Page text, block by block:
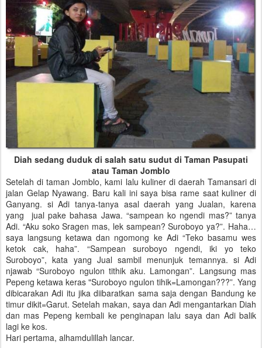
Diah sedang duduk di salah satu sudut di Taman Pasupati
atau Taman Jomblo
Setelah di taman Jomblo, kami lalu kuliner di daerah Tamansari di
jalan Gelap Nyawang. Baru kali ini saya bisa rame saat kuliner di
Ganyang. si Adi tanya-tanya asal daerah yang Jualan, karena
yang jual pake bahasa Jawa. “sampean ko ngendi mas?” tanya
Adi. “Aku soko Sragen mas, lek sampean? Suroboyo ya?”. Haha…
saya langsung ketawa dan ngomong ke Adi “Teko basamu wes
ketok cak, haha”. “Sampean suroboyo ngendi, iki yo teko
Suroboyo”, kata yang Jual sambil menunjuk temannya. si Adi
njawab “Suroboyo ngulon tithik aku. Lamongan”. Langsung mas
Pepeng ketawa keras "Suroboyo ngulon tihik=Lamongan???”. Yang
dibicarakan Adi itu jika diibaratkan sama saja dengan Bandung ke
timur dikit=Garut. Setelah makan, saya dan Adi mengantarkan Diah
dan mas Pepeng kembali ke penginapan lalu saya dan Adi balik
lagi ke kos.
Hari pertama, alhamdulillah lancar.